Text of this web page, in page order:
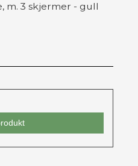
m. 3 skjermer - gull